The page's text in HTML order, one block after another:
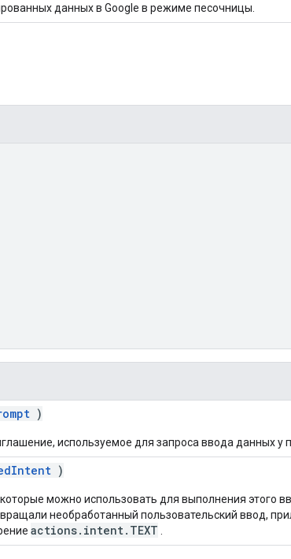
данных в Google в режиме песочницы.
)
используемое для запроса ввода данных у
)
можно использовать для выполнения этого
необработанный пользовательский ввод,
actions.intent.TEXT